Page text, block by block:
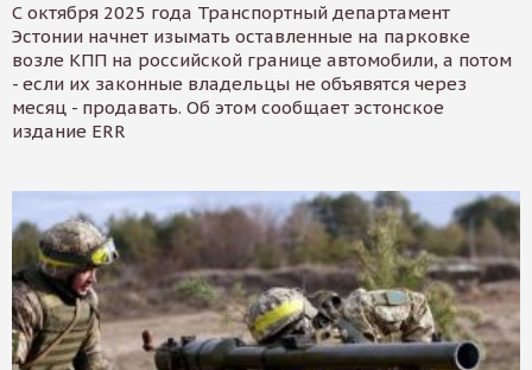
С октября 2025 года Транспортный департамент
Эстонии начнет изымать оставленные на парковке
возле КПП на российской границе автомобили, а потом
- если их законные владельцы не объявятся через
месяц - продавать. Об этом сообщает эстонское
издание ERR